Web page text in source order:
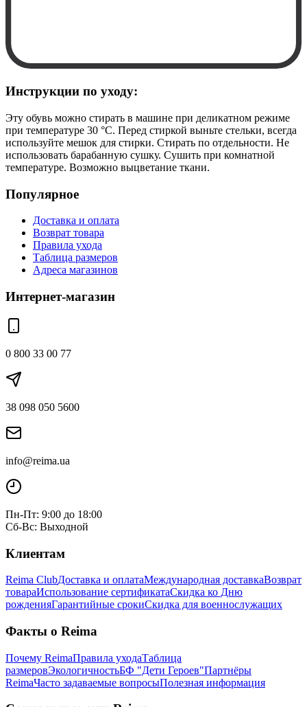
Инструкции по уходу:
Эту обувь можно стирать в машине при деликатном режиме
при температуре 30 °C. Перед стиркой выньте стельки, всегда
используйте мешок для стирки. Стирать по отдельности. Не
использовать барабанную сушку. Сушить при комнатной
температуре. Возможно выцветание ткани.
Популярное
Доставка и оплата
Возврат товара
Правила ухода
Таблица размеров
Адреса магазинов
Интернет-магазин
0 800 33 00 77
38 098 050 5600
info@reima.ua
Пн-Пт: 9:00 до 18:00
Сб-Вс: Выходной
Клиентам
Reima ClubДоставка и оплатаМеждународная доставкаВозврат
товараИспользование сертификатаСкидка ко Дню
рожденияГарантийные срокиСкидка для военнослужащих
Факты о Reima
Почему ReimaПравила уходаТаблица
размеровЭкологичностьБФ "Дети Героев"Партнёры
ReimaЧасто задаваемые вопросыПолезная информация